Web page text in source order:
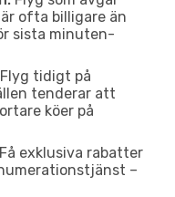
ofta billigare än
sista minuten-
Flyg tidigt på
tenderar att
köer på
Få exklusiva rabatter
–